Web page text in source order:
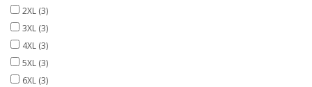
2XL (3)
3XL (3)
4XL (3)
5XL (3)
6XL (3)